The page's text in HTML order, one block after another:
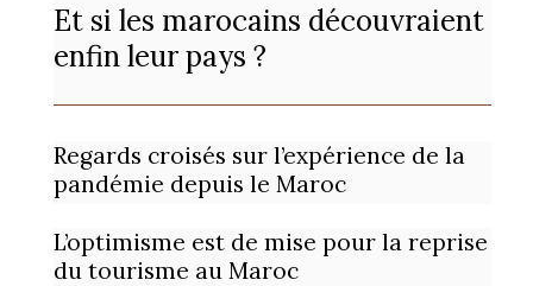
Et si les marocains découvraient
enfin leur pays ?
Regards croisés sur l’expérience de la
pandémie depuis le Maroc
L’optimisme est de mise pour la reprise
du tourisme au Maroc